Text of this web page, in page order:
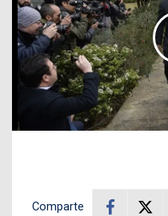
Comparte